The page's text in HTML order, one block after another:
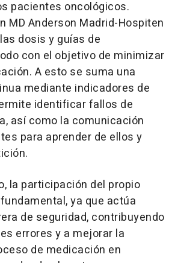
pacientes oncológicos.
MD Anderson Madrid-Hospiten
dosis y guías de
con el objetivo de minimizar
A esto se suma una
mediante indicadores de
identificar fallos de
así como la comunicación
para aprender de ellos y
la participación del propio
ya que actúa
de seguridad, contribuyendo
errores y a mejorar la
de medicación en